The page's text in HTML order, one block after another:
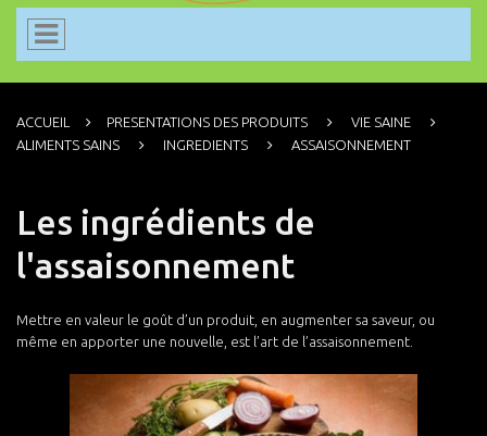
ACCUEIL PRESENTATIONS DES PRODUITS
VIE SAINE
ALIMENTS SAINS
INGREDIENTS ASSAISONNEMENT
Les ingrédients de
l'assaisonnement
Mettre en valeur le goût d’un produit, en augmenter sa saveur, ou
même en apporter une nouvelle, est l’art de l’assaisonnement.